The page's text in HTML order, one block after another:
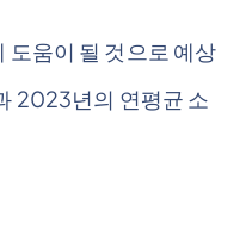
움이 될 것으로 예상
2023년의 연평균 소